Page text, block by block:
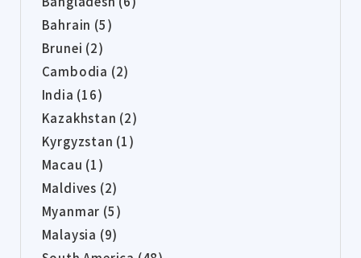
Bahrain (5)
Brunei (2)
Cambodia (2)
India (16)
Kazakhstan (2)
Kyrgyzstan (1)
Macau (1)
Maldives (2)
Myanmar (5)
Malaysia (9)